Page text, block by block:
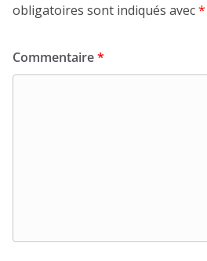
obligatoires sont indiqués avec*
Commentaire*